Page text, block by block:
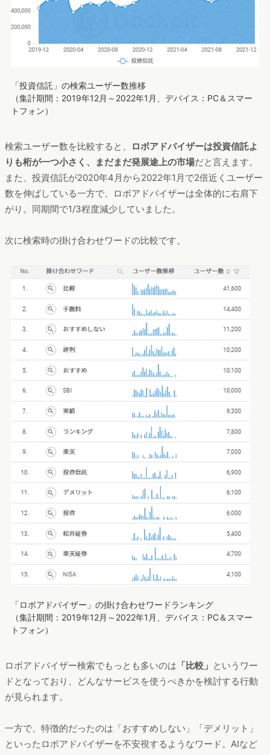
「投資信託」の検索ユーザー数推移
（集計期間：2019年12月～2022年1月、デバイス：PC＆スマー
トフォン）
検索ユーザー数を比較すると、
ロボアドバイザーは投資信託よ
りも桁が一つ小さく、まだまだ発展途上の市場だと言えます。
また、投資信託が2020年4月から2022年1月で2倍近くユーザー
数を伸ばしている一方で、ロボアドバイザーは全体的に右肩下
がり。同期間で1/3程度減少していました。
次に検索時の掛け合わせワードの比較です。
「ロボアドバイザー」の掛け合わせワードランキング
（集計期間：2019年12月～2022年1月、デバイス：PC＆スマー
トフォン）
ロボアドバイザー検索でもっとも多いのは 「比較」 というワー
ドとなっており、どんなサービスを使うべきかを検討する行動
が見られます。
一方で、特徴的だったのは「おすすめしない」「デメリット」
といったロボアドバイザーを不安視するようなワード。AIなど